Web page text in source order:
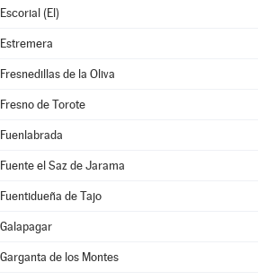
Escorial (El)
Estremera
Fresnedillas de la Oliva
Fresno de Torote
Fuenlabrada
Fuente el Saz de Jarama
Fuentidueña de Tajo
Galapagar
Garganta de los Montes